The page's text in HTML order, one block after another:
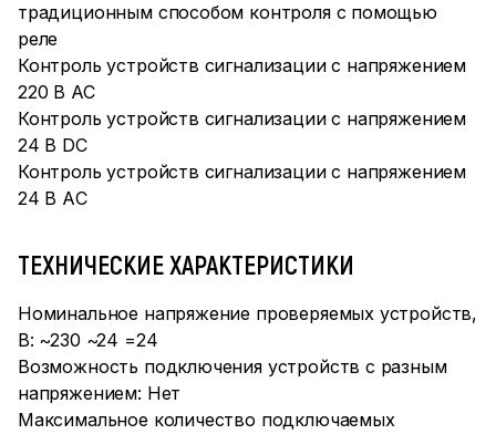
традиционным способом контроля с помощью
реле
Контроль устройств сигнализации с напряжением
220 В АС
Контроль устройств сигнализации с напряжением
24 В DС
Контроль устройств сигнализации с напряжением
24 В AС
ТЕХНИЧЕСКИЕ ХАРАКТЕРИСТИКИ
Номинальное напряжение проверяемых устройств,
В: ~230 ~24 =24
Возможность подключения устройств с разным
напряжением: Нет
Максимальное количество подключаемых